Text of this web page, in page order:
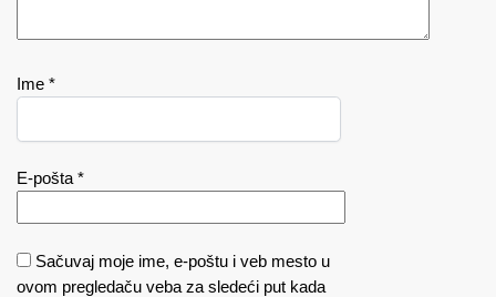
Ime *
E-pošta *
Sačuvaj moje ime, e-poštu i veb mesto u
ovom pregledaču veba za sledeći put kada